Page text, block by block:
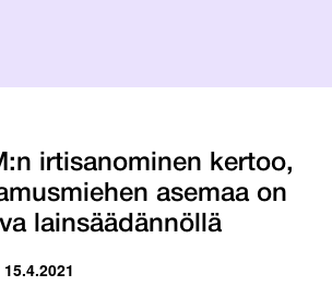
irtisanominen kertoo,
asemaa on
lainsäädännöllä